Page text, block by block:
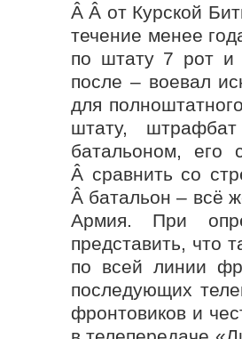
Â Â от Курской
течение менее
по штату 7 рот и
после – воевал
для
штату,
батальоном, его
Â сравнить со
Â батальон – всё
Армия. При
представить, что
по всей линии
последующих
фронтовиков и